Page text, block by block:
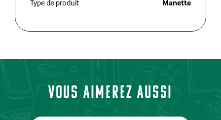
Type de produit Manette
Vous aimerez aussi